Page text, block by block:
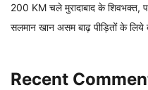
200 KM चले मुरादाबाद के शिवभक्त,
सलमान खान असम बाढ़ पीड़ितों के लिये
Recent